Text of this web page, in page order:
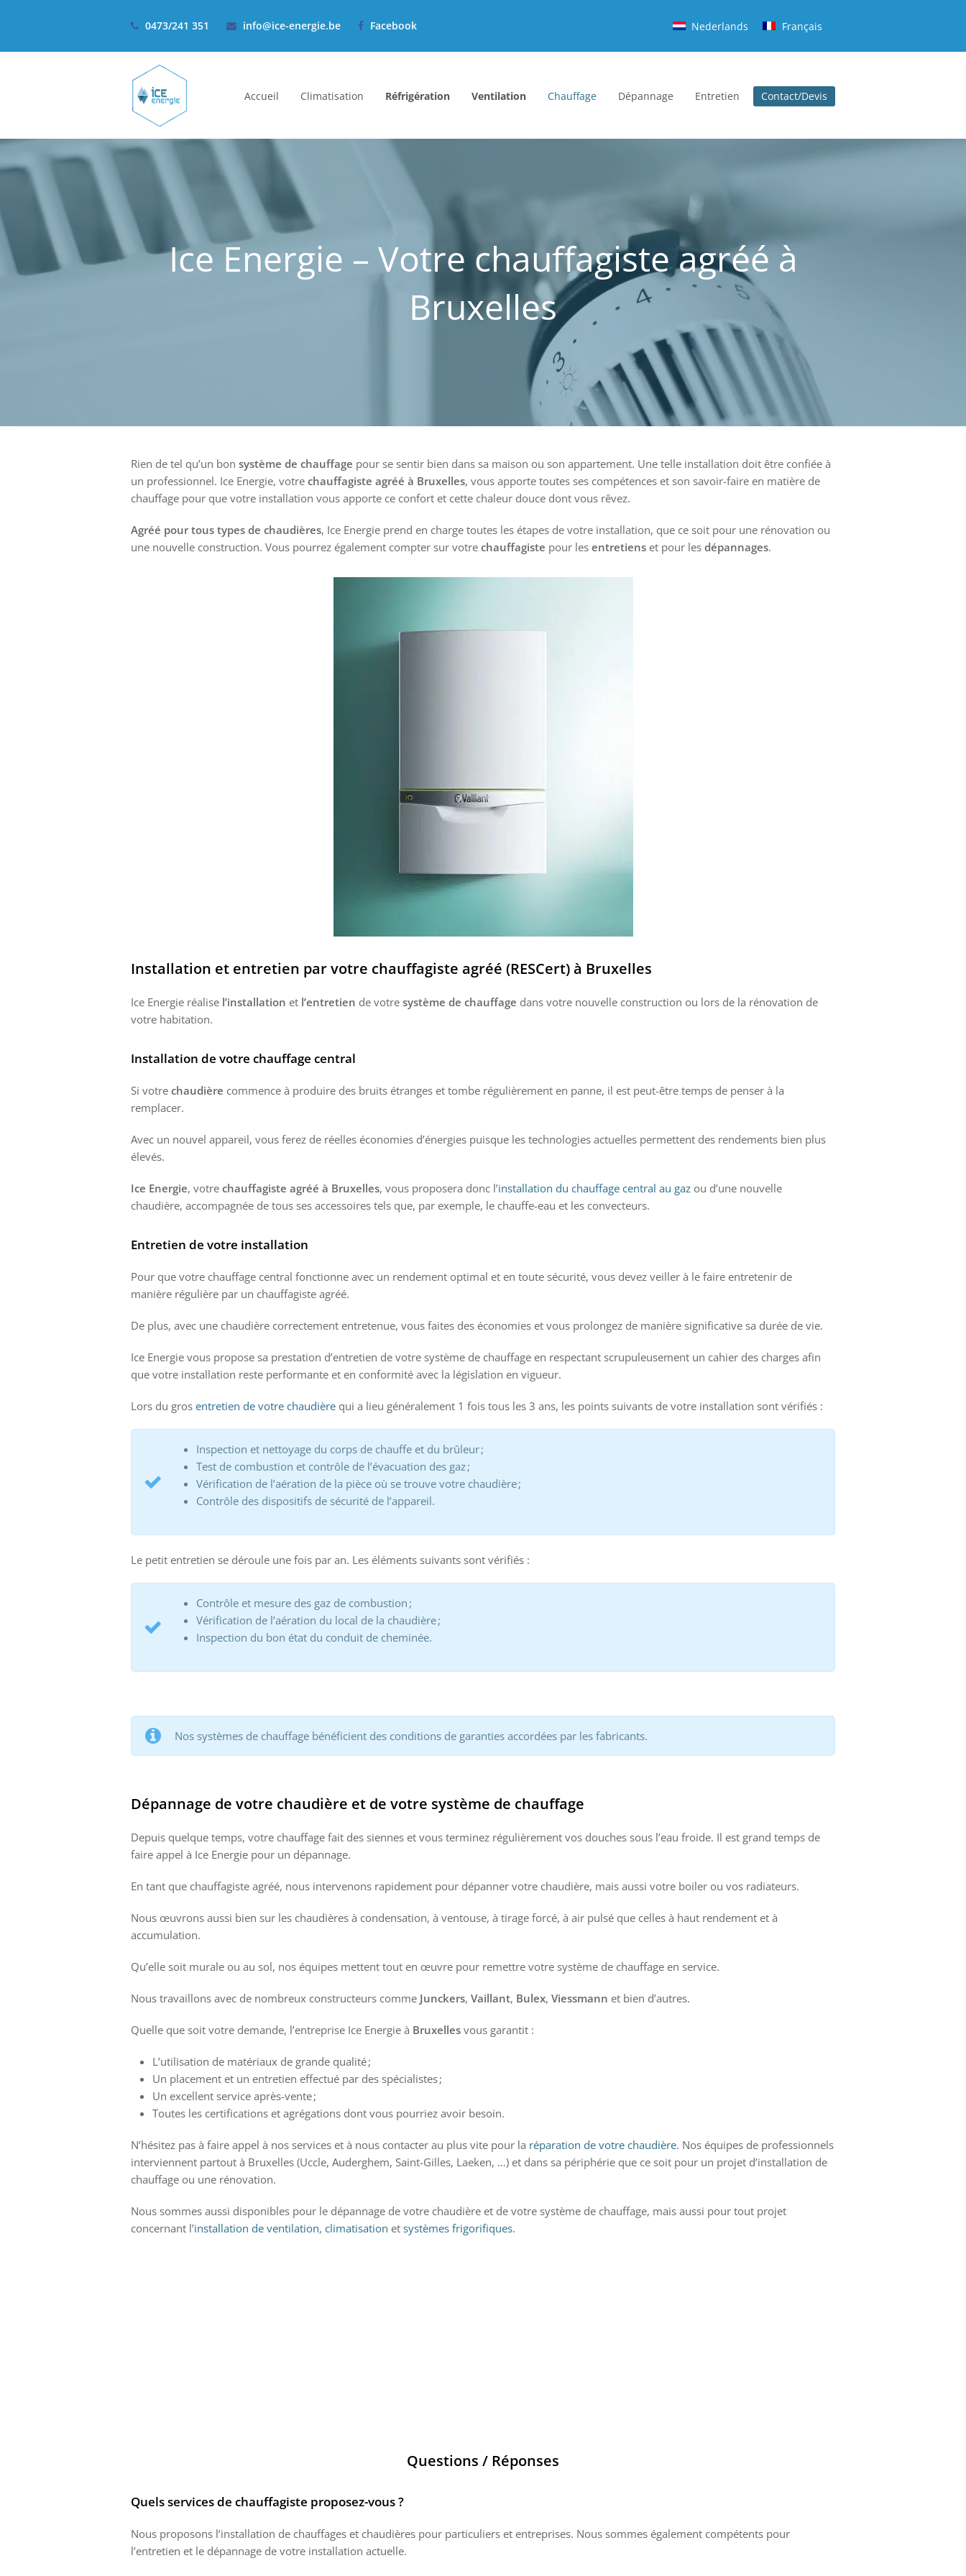
0473/241 351 info@ice-energie.be Facebook Nederlands Français
Accueil Climatisation Réfrigération Ventilation Chauffage Dépannage Entretien Contact/Devis
Ice Energie – Votre chauffagiste agréé à
Bruxelles
Rien de tel qu’un bon système de chauffage pour se sentir bien dans sa maison ou son appartement. Une telle installation doit être confiée à
un professionnel. Ice Energie, votre chauffagiste agréé à Bruxelles, vous apporte toutes ses compétences et son savoir-faire en matière de
chauffage pour que votre installation vous apporte ce confort et cette chaleur douce dont vous rêvez.
Agréé pour tous types de chaudières, Ice Energie prend en charge toutes les étapes de votre installation, que ce soit pour une rénovation ou
une nouvelle construction. Vous pourrez également compter sur votre chauffagiste pour les entretiens et pour les dépannages.
Installation et entretien par votre chauffagiste agréé (RESCert) à Bruxelles
Ice Energie réalise l’installation et l’entretien de votre système de chauffage dans votre nouvelle construction ou lors de la rénovation de
votre habitation.
Installation de votre chauffage central
Si votre chaudière commence à produire des bruits étranges et tombe régulièrement en panne, il est peut-être temps de penser à la
remplacer.
Avec un nouvel appareil, vous ferez de réelles économies d’énergies puisque les technologies actuelles permettent des rendements bien plus
élevés.
Ice Energie, votre chauffagiste agréé à Bruxelles, vous proposera donc l’installation du chauffage central au gaz ou d’une nouvelle
chaudière, accompagnée de tous ses accessoires tels que, par exemple, le chauffe-eau et les convecteurs.
Entretien de votre installation
Pour que votre chauffage central fonctionne avec un rendement optimal et en toute sécurité, vous devez veiller à le faire entretenir de
manière régulière par un chauffagiste agréé.
De plus, avec une chaudière correctement entretenue, vous faites des économies et vous prolongez de manière significative sa durée de vie.
Ice Energie vous propose sa prestation d’entretien de votre système de chauffage en respectant scrupuleusement un cahier des charges afin
que votre installation reste performante et en conformité avec la législation en vigueur.
Lors du gros entretien de votre chaudière qui a lieu généralement 1 fois tous les 3 ans, les points suivants de votre installation sont vérifiés :
Inspection et nettoyage du corps de chauffe et du brûleur ;
Test de combustion et contrôle de l’évacuation des gaz ;
Vérification de l’aération de la pièce où se trouve votre chaudière ;
Contrôle des dispositifs de sécurité de l’appareil.
Le petit entretien se déroule une fois par an. Les éléments suivants sont vérifiés :
Contrôle et mesure des gaz de combustion ;
Vérification de l’aération du local de la chaudière ;
Inspection du bon état du conduit de cheminée.
Nos systèmes de chauffage bénéficient des conditions de garanties accordées par les fabricants.
Dépannage de votre chaudière et de votre système de chauffage
Depuis quelque temps, votre chauffage fait des siennes et vous terminez régulièrement vos douches sous l’eau froide. Il est grand temps de
faire appel à Ice Energie pour un dépannage.
En tant que chauffagiste agréé, nous intervenons rapidement pour dépanner votre chaudière, mais aussi votre boiler ou vos radiateurs.
Nous œuvrons aussi bien sur les chaudières à condensation, à ventouse, à tirage forcé, à air pulsé que celles à haut rendement et à
accumulation.
Qu’elle soit murale ou au sol, nos équipes mettent tout en œuvre pour remettre votre système de chauffage en service.
Nous travaillons avec de nombreux constructeurs comme Junckers, Vaillant, Bulex, Viessmann et bien d’autres.
Quelle que soit votre demande, l’entreprise Ice Energie à Bruxelles vous garantit :
L’utilisation de matériaux de grande qualité ;
Un placement et un entretien effectué par des spécialistes ;
Un excellent service après-vente ;
Toutes les certifications et agrégations dont vous pourriez avoir besoin.
N’hésitez pas à faire appel à nos services et à nous contacter au plus vite pour la réparation de votre chaudière. Nos équipes de professionnels
interviennent partout à Bruxelles (Uccle, Auderghem, Saint-Gilles, Laeken, …) et dans sa périphérie que ce soit pour un projet d’installation de
chauffage ou une rénovation.
Nous sommes aussi disponibles pour le dépannage de votre chaudière et de votre système de chauffage, mais aussi pour tout projet
concernant l’installation de ventilation, climatisation et systèmes frigorifiques.
Questions / Réponses
Quels services de chauffagiste proposez-vous ?
Nous proposons l’installation de chauffages et chaudières pour particuliers et entreprises. Nous sommes également compétents pour
l’entretien et le dépannage de votre installation actuelle.